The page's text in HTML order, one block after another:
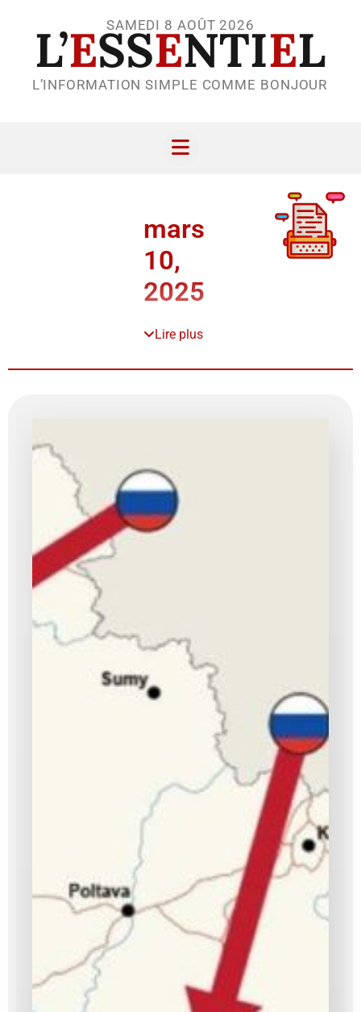
SAMEDI 8 AOÛT 2026
L’ESSENTIEL
L’INFORMATION SIMPLE COMME BONJOUR
mars
10,
2025
Lire plus